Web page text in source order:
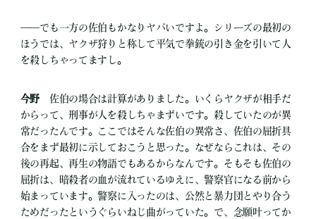
――でも一方の佐伯もかなりヤバいですよ。シリーズの最初の
ほうでは、ヤクザ狩りと称して平気で拳銃の引き金を引いて人
を殺しちゃってますし。
今野 佐伯の場合は計算がありました。いくらヤクザが相手だ
からって、刑事が人を殺しちゃまずいです。殺していたのが異
常だったんです。ここではそんな佐伯の異常さ、佐伯の屈折具
合をまず最初に示しておこうと思った。なぜならこれは、その
後の再起、再生の物語でもあるからなんです。そもそも佐伯の
屈折は、暗殺者の血が流れているゆえに、警察官になる前から
始まっています。警察に入ったのは、公然と暴力団とやり合う
ためだったというぐらいねじ曲がっていた。で、念願叶ってか